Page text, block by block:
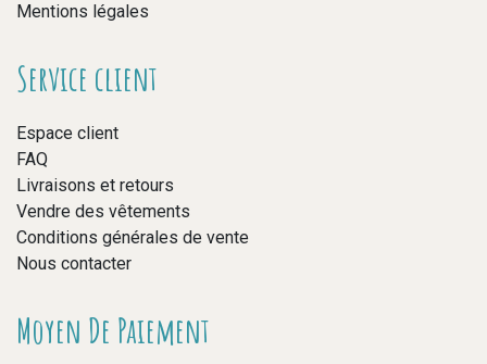
Mentions légales
Service client
Espace client
FAQ
Livraisons et retours
Vendre des vêtements
Conditions générales de vente
Nous contacter
Moyen De Paiement